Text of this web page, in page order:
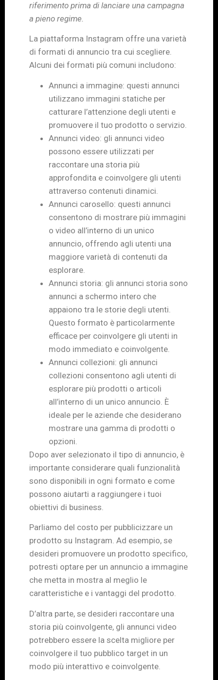
riferimento prima di lanciare una campagna
a pieno regime.
La piattaforma Instagram offre una varietà
di formati di annuncio tra cui scegliere.
Alcuni dei formati più comuni includono:
Annunci a immagine: questi annunci
utilizzano immagini statiche per
catturare l’attenzione degli utenti e
promuovere il tuo prodotto o servizio.
Annunci video: gli annunci video
possono essere utilizzati per
raccontare una storia più
approfondita e coinvolgere gli utenti
attraverso contenuti dinamici.
Annunci carosello: questi annunci
consentono di mostrare più immagini
o video all’interno di un unico
annuncio, offrendo agli utenti una
maggiore varietà di contenuti da
esplorare.
Annunci storia: gli annunci storia sono
annunci a schermo intero che
appaiono tra le storie degli utenti.
Questo formato è particolarmente
efficace per coinvolgere gli utenti in
modo immediato e coinvolgente.
Annunci collezioni: gli annunci
collezioni consentono agli utenti di
esplorare più prodotti o articoli
all’interno di un unico annuncio. È
ideale per le aziende che desiderano
mostrare una gamma di prodotti o
opzioni.
Dopo aver selezionato il tipo di annuncio, è
importante considerare quali funzionalità
sono disponibili in ogni formato e come
possono aiutarti a raggiungere i tuoi
obiettivi di business.
Parliamo del costo per pubblicizzare un
prodotto su Instagram. Ad esempio, se
desideri promuovere un prodotto specifico,
potresti optare per un annuncio a immagine
che metta in mostra al meglio le
caratteristiche e i vantaggi del prodotto.
D’altra parte, se desideri raccontare una
storia più coinvolgente, gli annunci video
potrebbero essere la scelta migliore per
coinvolgere il tuo pubblico target in un
modo più interattivo e coinvolgente.